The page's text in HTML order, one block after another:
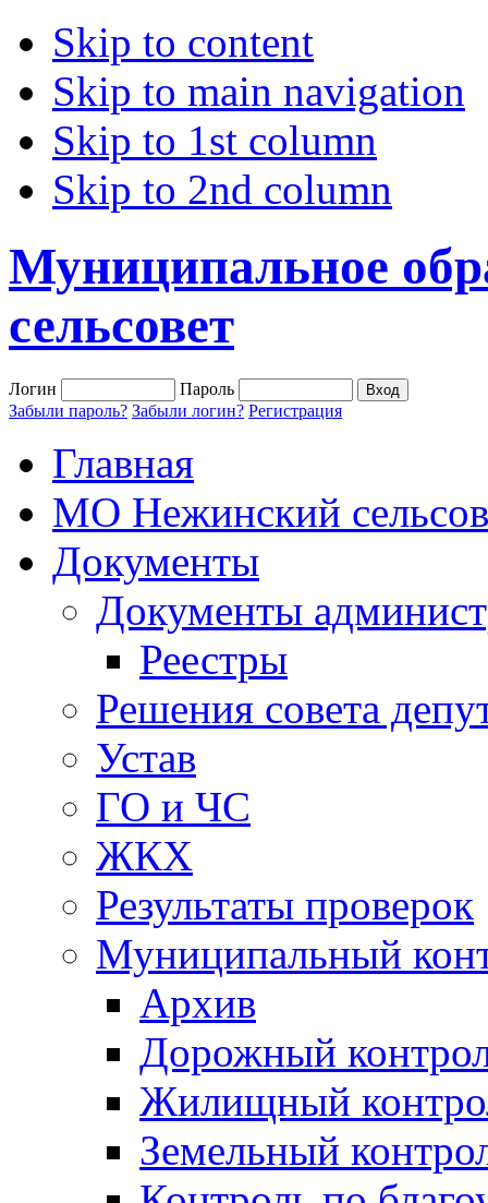
Skip to content
Skip to main navigation
Skip to 1st column
Skip to 2nd column
Муниципальное
сельсовет
Логин
Пароль
Забыли пароль? Забыли логин? Регистрация
Главная
МО Нежинский
Документы
Документы
Реестры
Решения совета
Устав
ГО и ЧС
ЖКХ
Результаты проверок
Муниципальный
Архив
Дорожный
Жилищный
Земельный